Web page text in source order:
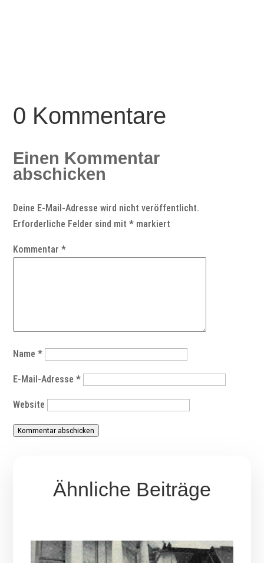
0 Kommentare
Einen Kommentar
abschicken
Deine E-Mail-Adresse wird nicht veröffentlicht.
Erforderliche Felder sind mit* markiert
Kommentar*
Name*
E-Mail-Adresse*
Website
Kommentar abschicken
Ähnliche Beiträge